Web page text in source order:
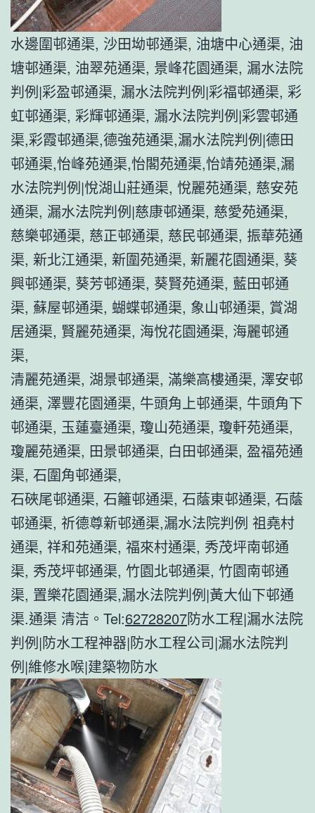
水邊圍邨通渠, 沙田坳邨通渠, 油塘中心通渠, 油
塘邨通渠, 油翠苑通渠, 景峰花園通渠, 漏水法院
判例|彩盈邨通渠, 漏水法院判例|彩福邨通渠, 彩
虹邨通渠, 彩輝邨通渠, 漏水法院判例|彩雲邨通
渠,彩霞邨通渠,德強苑通渠,漏水法院判例|德田
邨通渠,怡峰苑通渠,怡閣苑通渠,怡靖苑通渠,漏
水法院判例|悅湖山莊通渠, 悅麗苑通渠, 慈安苑
通渠, 漏水法院判例|慈康邨通渠, 慈愛苑通渠,
慈樂邨通渠, 慈正邨通渠, 慈民邨通渠, 振華苑通
渠, 新北江通渠, 新圍苑通渠, 新麗花園通渠, 葵
興邨通渠, 葵芳邨通渠, 葵賢苑通渠, 藍田邨通
渠, 蘇屋邨通渠, 蝴蝶邨通渠, 象山邨通渠, 賞湖
居通渠, 賢麗苑通渠, 海悅花園通渠, 海麗邨通
渠,
清麗苑通渠, 湖景邨通渠, 滿樂高樓通渠, 澤安邨
通渠, 澤豐花園通渠, 牛頭角上邨通渠, 牛頭角下
邨通渠, 玉蓮臺通渠, 瓊山苑通渠, 瓊軒苑通渠,
瓊麗苑通渠, 田景邨通渠, 白田邨通渠, 盈福苑通
渠, 石圍角邨通渠,
石硤尾邨通渠, 石籬邨通渠, 石蔭東邨通渠, 石蔭
邨通渠, 祈德尊新邨通渠,漏水法院判例 祖堯村
通渠, 祥和苑通渠, 福來村通渠, 秀茂坪南邨通
渠, 秀茂坪邨通渠, 竹園北邨通渠, 竹園南邨通
渠, 置樂花園通渠,漏水法院判例|黃大仙下邨通
渠.通渠 清洁。Tel:62728207防水工程|漏水法院
判例|防水工程神器|防水工程公司|漏水法院判
例|維修水喉|建築物防水